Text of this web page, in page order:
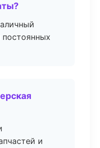
постоянных
и